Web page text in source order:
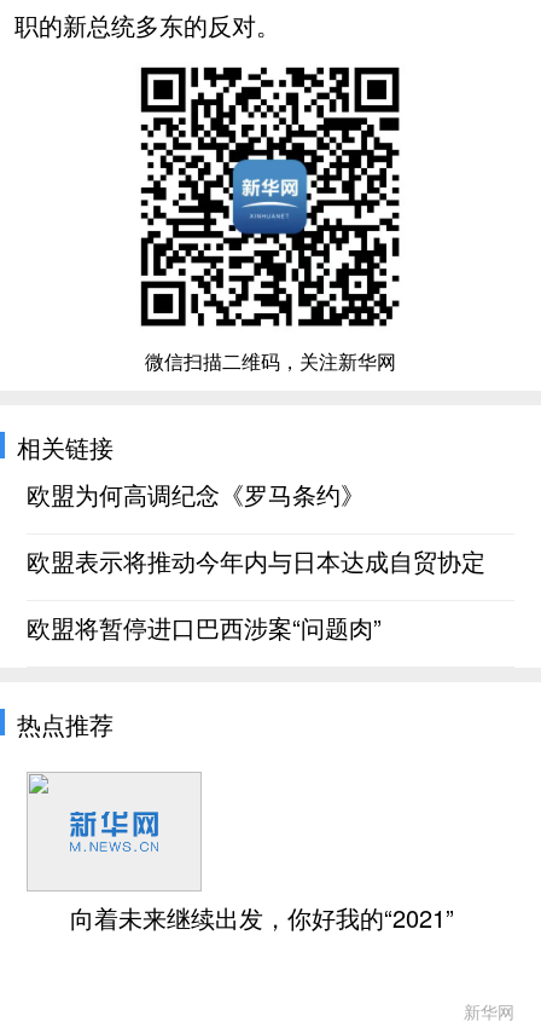
职的新总统多东的反对。
微信扫描二维码，关注新华网
相关链接
欧盟为何高调纪念《罗马条约》
欧盟表示将推动今年内与日本达成自贸协定
欧盟将暂停进口巴西涉案“问题肉”
热点推荐
向着未来继续出发，你好我的“2021”
新华网